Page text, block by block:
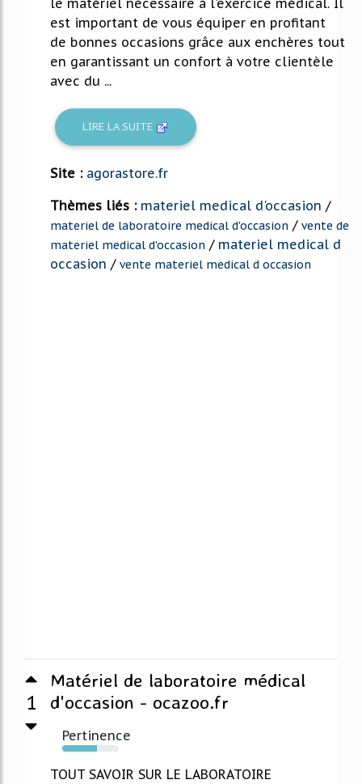
est important de vous équiper en profitant
de bonnes occasions grâce aux enchères tout
en garantissant un confort à votre clientèle
avec du ...
LIRE LA SUITE
Site : agorastore.fr
Thèmes liés : materiel medical d'occasion /
materiel de laboratoire medical d'occasion / vente de
materiel medical d'occasion / materiel medical d
occasion / vente materiel medical d occasion
1
Matériel de laboratoire médical
d'occasion - ocazoo.fr
Pertinence
62%
TOUT SAVOIR SUR LE LABORATOIRE